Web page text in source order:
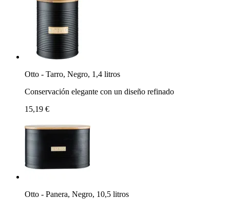
Otto - Tarro, Negro, 1,4 litros
Conservación elegante con un diseño refinado
15,19 €
Otto - Panera, Negro, 10,5 litros